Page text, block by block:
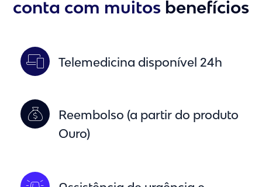
conta com muitos benefícios
Telemedicina disponível 24h
Reembolso (a partir do produto
Ouro)